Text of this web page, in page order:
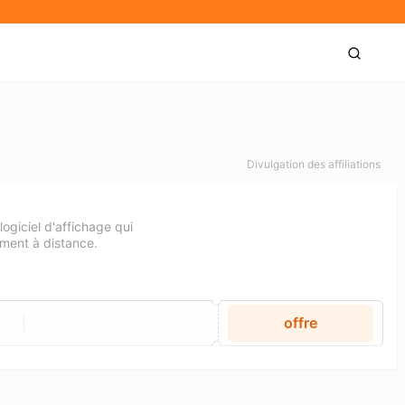
Divulgation des affiliations
d'affichage qui
à distance.
offre